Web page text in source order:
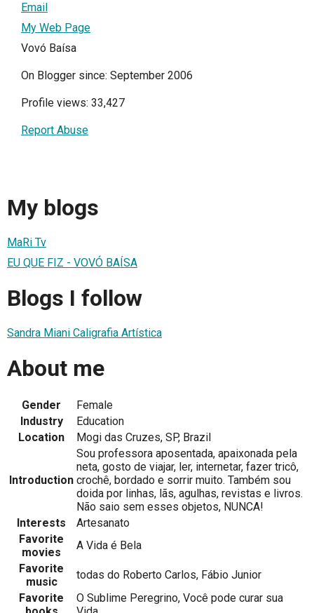
Email
My Web Page
Vovó Baísa
On Blogger since: September 2006
Profile views: 33,427
Report Abuse
My blogs
MaRi Tv
EU QUE FIZ - VOVÓ BAÍSA
Blogs I follow
Sandra Miani Caligrafia Artística
About me
Gender
Female
Industry
Education
Location
Mogi das Cruzes, SP, Brazil
Introduction
Sou professora aposentada, apaixonada pela
neta, gosto de viajar, ler, internetar, fazer tricô,
crochê, bordado e sorrir muito. Também sou
doida por linhas, lãs, agulhas, revistas e livros.
Não saio sem esses objetos, NUNCA!
Interests
Artesanato
Favorite
movies
A Vida é Bela
Favorite
music
todas do Roberto Carlos, Fábio Junior
Favorite
O Sublime Peregrino, Você pode curar sua